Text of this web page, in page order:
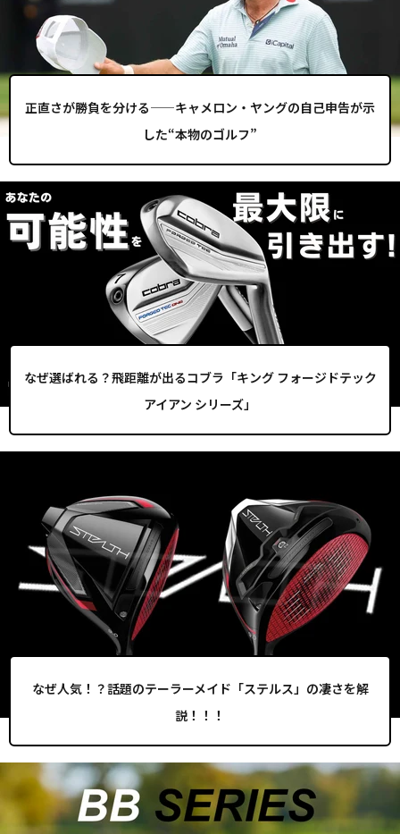
正直さが勝負を分ける——キャメロン・ヤングの自己申告が示
した“本物のゴルフ”
なぜ選ばれる？飛距離が出るコブラ「キング フォージドテック
アイアン シリーズ」
なぜ人気！？話題のテーラーメイド「ステルス」の凄さを解
説！！！